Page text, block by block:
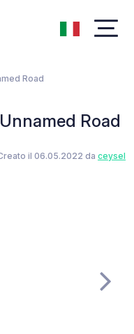
Road
Road
il 06.05.2022 da ceysel